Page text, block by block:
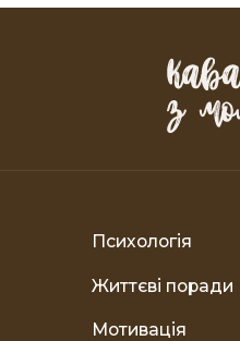
Психологія
Життєві поради
Мотивація